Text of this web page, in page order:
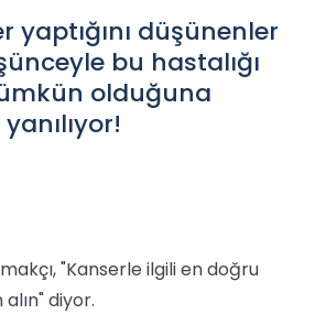
yaptığını düşünenler
bu hastalığı
olduğuna
"Kanserle ilgili en doğru
diyor.